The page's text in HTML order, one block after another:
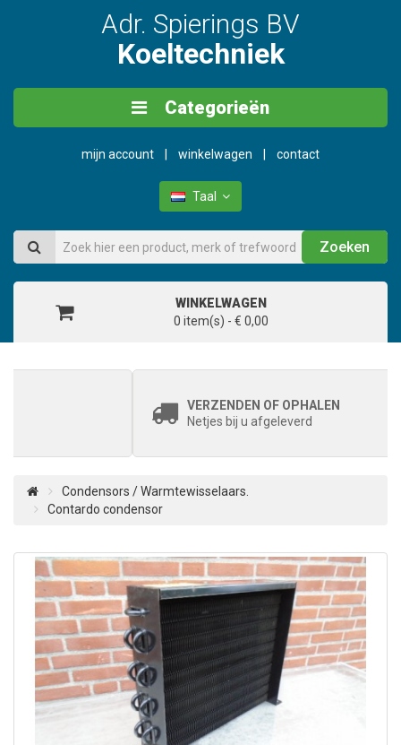
Adr. Spierings BV
Koeltechniek
Categorieën
mijn account winkelwagen contact
Taal
Zoeken
WINKELWAGEN
0 item(s) - € 0,00
VERZENDEN OF OPHALEN
Netjes bij u afgeleverd
Condensors / Warmtewisselaars.
Contardo condensor